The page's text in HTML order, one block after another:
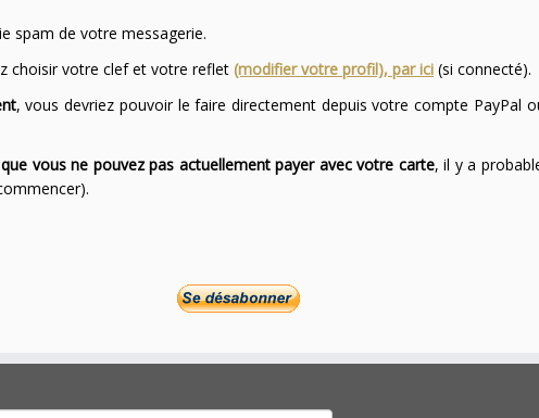
spam de votre messagerie.
choisir votre clef et votre reflet (modifier votre profil), par ici(si connecté).
, vous devriez pouvoir le faire directement depuis votre compte PayPal
vous ne pouvez pas actuellement payer avec votre carte, il y a